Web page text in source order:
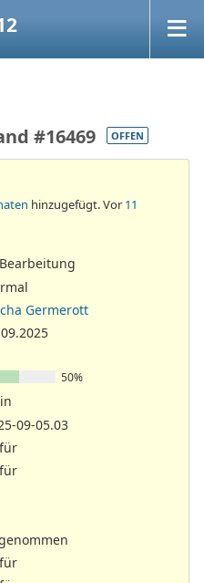
#16469 OFFEN
hinzugefügt. Vor 11
Germerott
50%
09-05.03